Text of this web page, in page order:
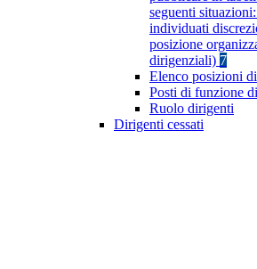
seguenti
individuati
posizione
dirigenziali) 7
Elenco posizioni
Posti di funzione
Ruolo dirigenti
Dirigenti cessati